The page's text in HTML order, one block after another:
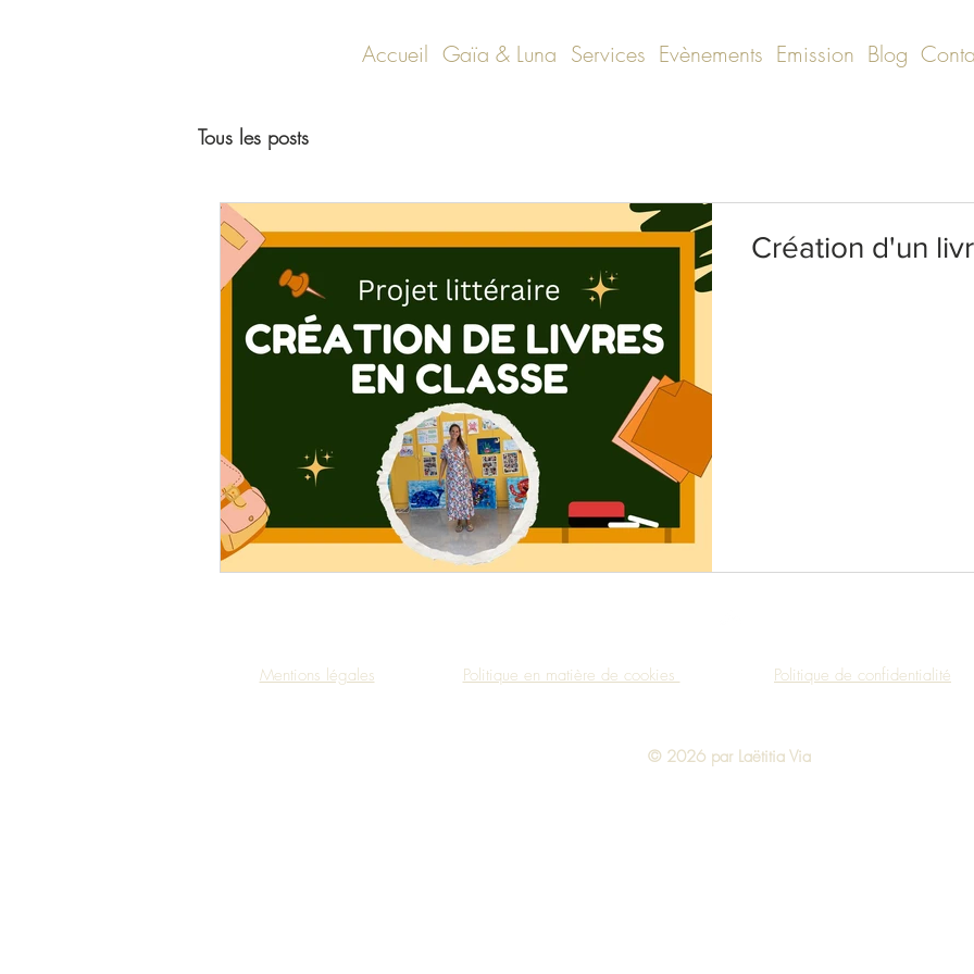
Accueil Gaïa & Luna Services Evènements Emission Blog
Tous les posts
Création d'un
Mentions légales Politique en matière de cookies Politique de confidentialité
© 2026 par Laëtitia Via